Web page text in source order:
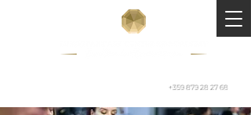
+359 879 28 27 68